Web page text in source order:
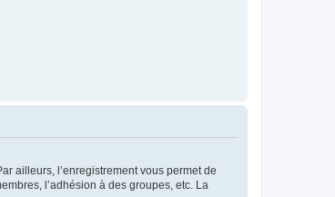
ailleurs, l’enregistrement vous permet de
l’adhésion à des groupes, etc. La